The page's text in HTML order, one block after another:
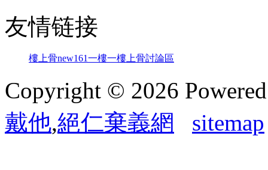
友情链接
樓上骨new161一樓一樓上骨討論區
Copyright © 2026
戴他,絕仁棄義網 sitemap